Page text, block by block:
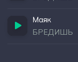
Маяк
БРЕДИШЬ